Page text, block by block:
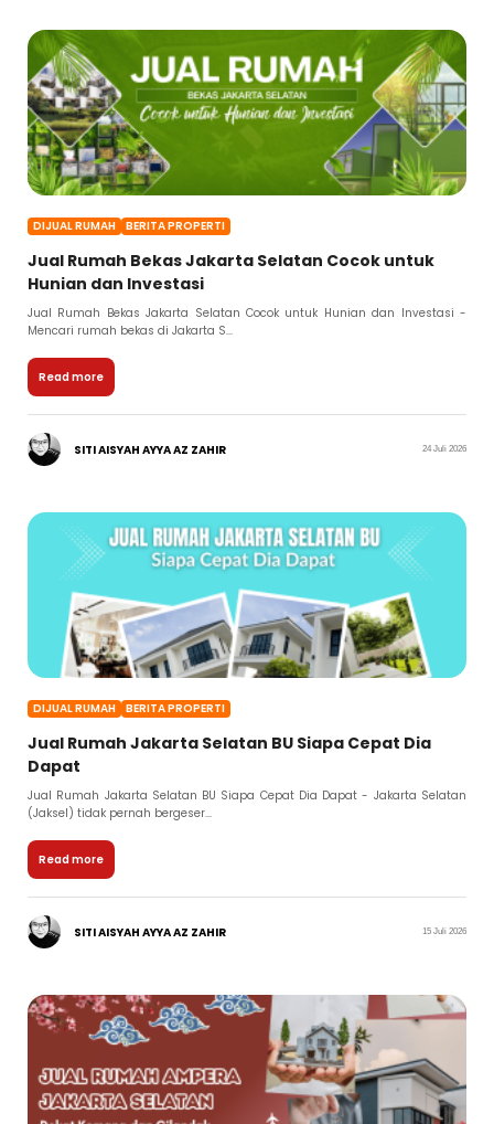
DIJUAL RUMAH BERITA PROPERTI
Jual Rumah Bekas Jakarta Selatan Cocok untuk
Hunian dan Investasi
Jual Rumah Bekas Jakarta Selatan Cocok untuk Hunian dan Investasi -
Mencari rumah bekas di Jakarta S...
Read more
SITI AISYAH AYYA AZ ZAHIR 24 Juli 2026
DIJUAL RUMAH BERITA PROPERTI
Jual Rumah Jakarta Selatan BU Siapa Cepat Dia
Dapat
Jual Rumah Jakarta Selatan BU Siapa Cepat Dia Dapat - Jakarta Selatan
(Jaksel) tidak pernah bergeser...
Read more
SITI AISYAH AYYA AZ ZAHIR 15 Juli 2026